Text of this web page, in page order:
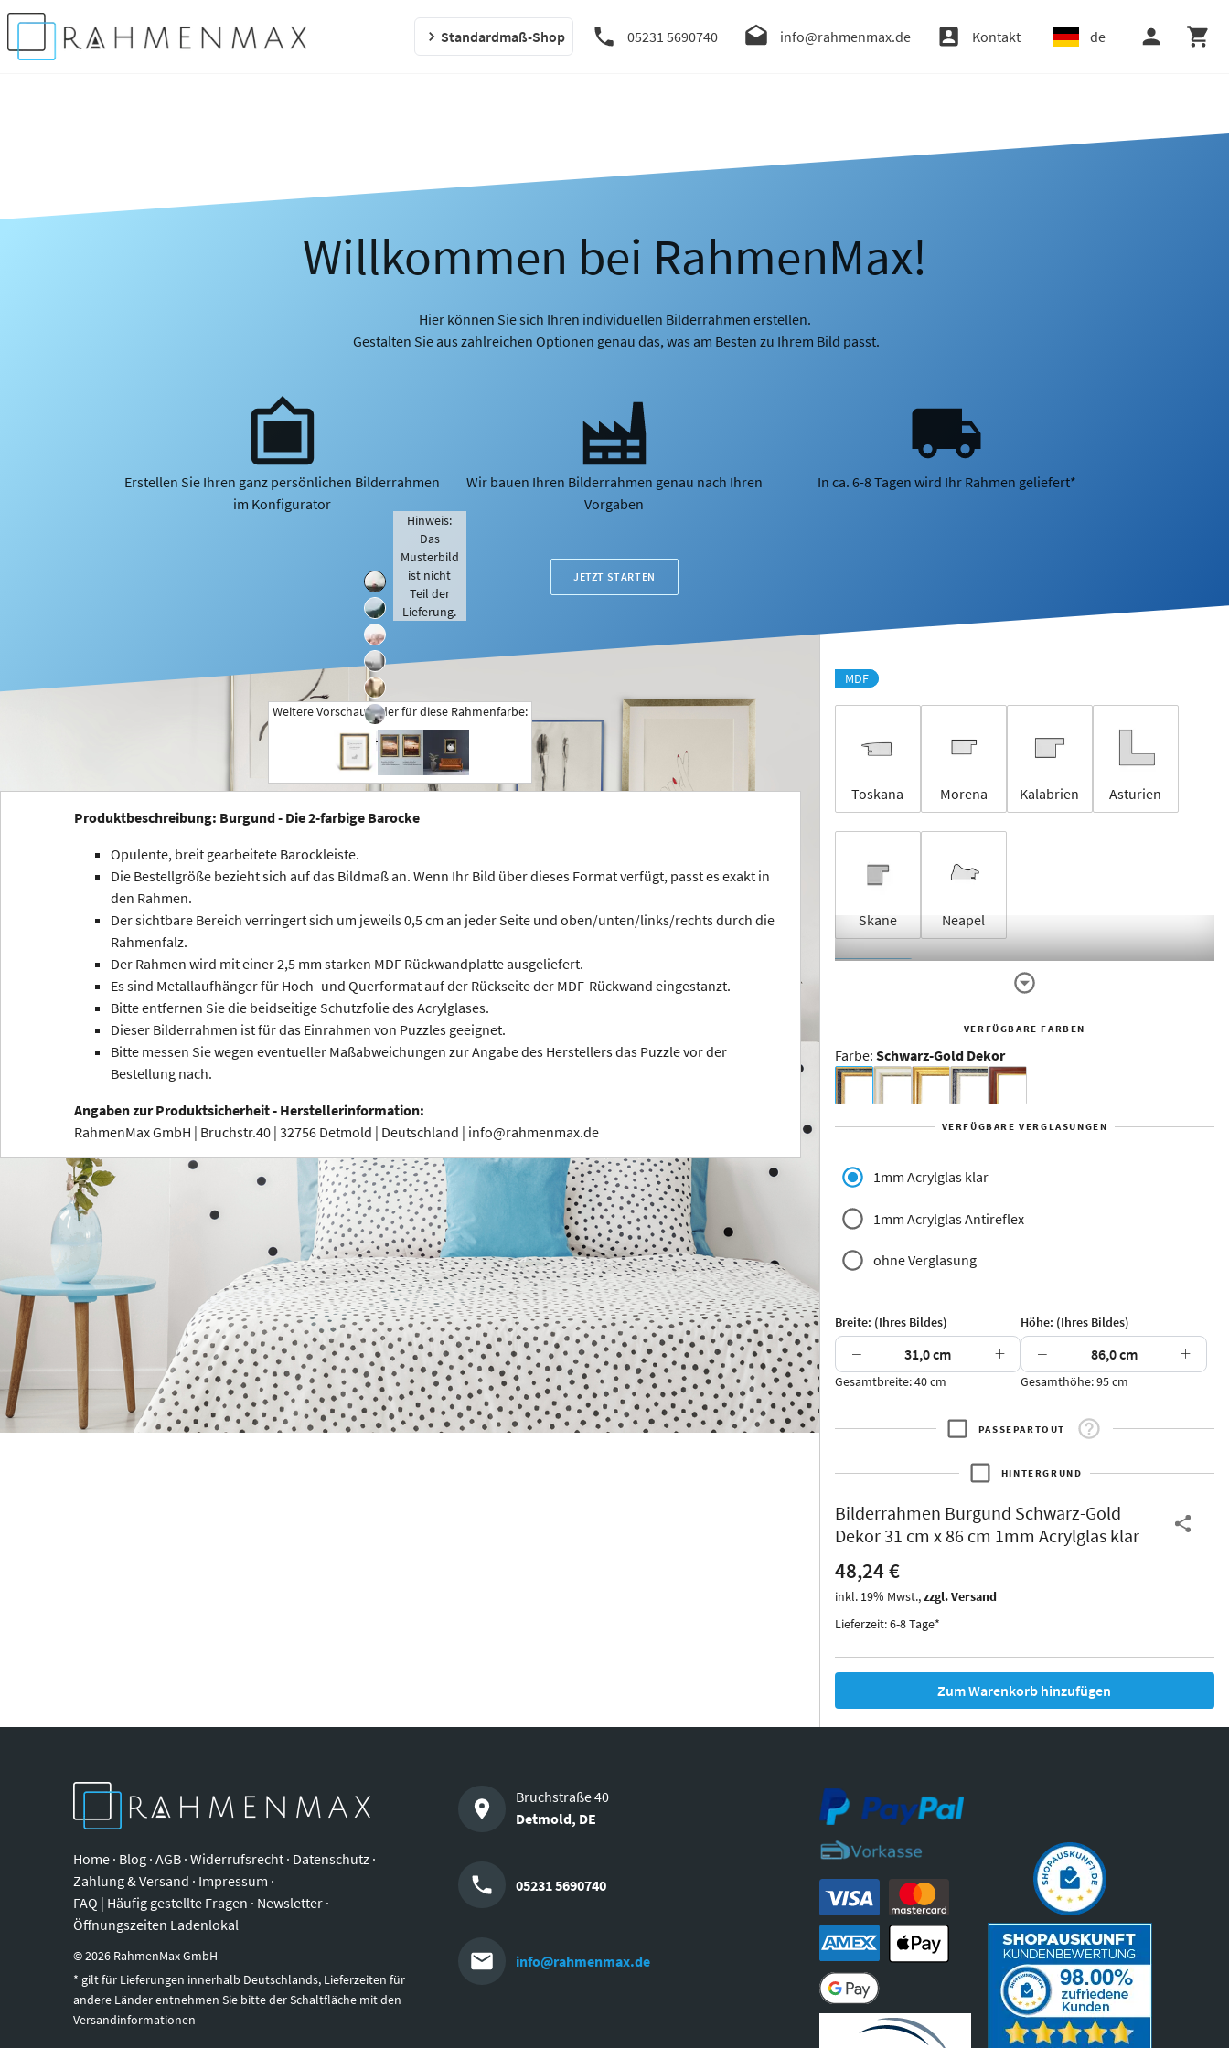
Standardmaß-Shop 05231 5690740 info@rahmenmax.de Kontakt de
Willkommen bei RahmenMax!
Hier können Sie sich Ihren individuellen Bilderrahmen erstellen.
Gestalten Sie aus zahlreichen Optionen genau das, was am Besten zu Ihrem Bild passt.
Erstellen Sie Ihren ganz persönlichen Bilderrahmen
im Konfigurator
Wir bauen Ihren Bilderrahmen genau nach Ihren
Vorgaben
In ca. 6-8 Tagen wird Ihr Rahmen geliefert*
JETZT STARTEN
+
Hinweis:
Das
Musterbild
ist nicht
Teil der
Lieferung.
Weitere Vorschaubilder für diese Rahmenfarbe:
Produktbeschreibung: Burgund - Die 2-farbige Barocke
Opulente, breit gearbeitete Barockleiste.
Die Bestellgröße bezieht sich auf das Bildmaß an. Wenn Ihr Bild über dieses Format verfügt, passt es exakt in
den Rahmen.
Der sichtbare Bereich verringert sich um jeweils 0,5 cm an jeder Seite und oben/unten/links/rechts durch die
Rahmenfalz.
Der Rahmen wird mit einer 2,5 mm starken MDF Rückwandplatte ausgeliefert.
Es sind Metallaufhänger für Hoch- und Querformat auf der Rückseite der MDF-Rückwand eingestanzt.
Bitte entfernen Sie die beidseitige Schutzfolie des Acrylglases.
Dieser Bilderrahmen ist für das Einrahmen von Puzzles geeignet.
Bitte messen Sie wegen eventueller Maßabweichungen zur Angabe des Herstellers das Puzzle vor der
Bestellung nach.
Angaben zur Produktsicherheit - Herstellerinformation:
RahmenMax GmbH | Bruchstr.40 | 32756 Detmold | Deutschland | info@rahmenmax.de
MDF
Toskana Morena Kalabrien Asturien
Skane Neapel
Dakota -
Rahmenloser
Bildhalter
Aluminium
Massivholz
Arran
Thurgau
*Canvas*
Iowa
VERFÜGBARE FARBEN
Farbe: Schwarz-Gold Dekor
VERFÜGBARE VERGLASUNGEN
1mm Acrylglas klar
1mm Acrylglas Antireflex
ohne Verglasung
Breite: (Ihres Bildes)
− +
Gesamtbreite: 40 cm
Höhe: (Ihres Bildes)
− +
Gesamthöhe: 95 cm
PASSEPARTOUT
HINTERGRUND
Bilderrahmen Burgund Schwarz-Gold
Dekor 31 cm x 86 cm 1mm Acrylglas klar
48,24 €
inkl. 19% Mwst.,zzgl. Versand
Lieferzeit: 6-8 Tage*
Zum Warenkorb hinzufügen
Home · Blog · AGB · Widerrufsrecht · Datenschutz ·
Zahlung & Versand · Impressum ·
FAQ | Häufig gestellte Fragen · Newsletter ·
Öffnungszeiten Ladenlokal
©2026 RahmenMax GmbH
* gilt für Lieferungen innerhalb Deutschlands, Lieferzeiten für
andere Länder entnehmen Sie bitte der Schaltfläche mit den
Versandinformationen
Bruchstraße 40
Detmold, DE
05231 5690740
info@rahmenmax.de